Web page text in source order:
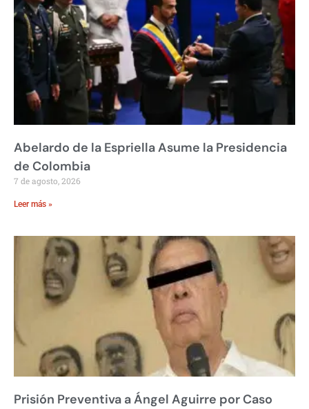
Abelardo de la Espriella Asume la Presidencia
de Colombia
7 de agosto, 2026
Leer más »
Prisión Preventiva a Ángel Aguirre por Caso